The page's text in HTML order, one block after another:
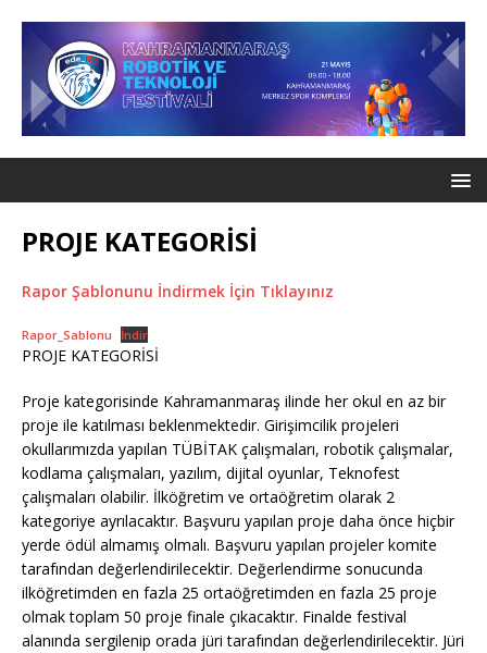
PROJE KATEGORİSİ
Rapor Şablonunu İndirmek İçin Tıklayınız
Rapor_Sablonu İndir
PROJE KATEGORİSİ
Proje kategorisinde Kahramanmaraş ilinde her okul en az bir
proje ile katılması beklenmektedir. Girişimcilik projeleri
okullarımızda yapılan TÜBİTAK çalışmaları, robotik çalışmalar,
kodlama çalışmaları, yazılım, dijital oyunlar, Teknofest
çalışmaları olabilir. İlköğretim ve ortaöğretim olarak 2
kategoriye ayrılacaktır. Başvuru yapılan proje daha önce hiçbir
yerde ödül almamış olmalı. Başvuru yapılan projeler komite
tarafından değerlendirilecektir. Değerlendirme sonucunda
ilköğretimden en fazla 25 ortaöğretimden en fazla 25 proje
olmak toplam 50 proje finale çıkacaktır. Finalde festival
alanında sergilenip orada jüri tarafından değerlendirilecektir. Jüri